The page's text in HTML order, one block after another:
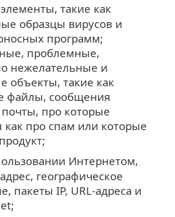
такие как
образцы вирусов и
программ;
проблемные,
нежелательные и
объекты, такие как
файлы, сообщения
про которые
про спам или которые
Интернетом,
географическое
пакеты IP, URL-адреса и